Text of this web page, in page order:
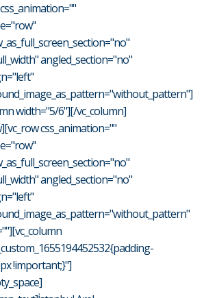
angled_section="no"
width="5/6"][/vc_column]
css_animation=""
angled_section="no"
!important;}"]